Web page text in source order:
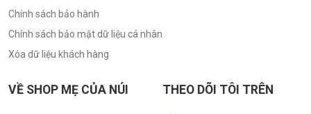
Chính sách bảo hành
Chính sách bảo mật dữ liệu cá nhân
Xóa dữ liệu khách hàng
VỀ SHOP MẸ CỦA NÚI THEO DÕI TÔI TRÊN